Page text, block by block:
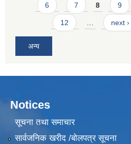
6 7 8 9
12 next ›
अन्य
Notices
सूचना तथा समाचार
सार्वजनिक खरीद /बोलपत्र सूचना